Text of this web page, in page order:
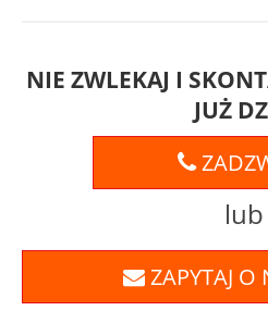
NIE ZWLEKAJ I
JUŻ
lub
ZAPYTAJ O